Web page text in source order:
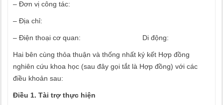
– Đơn vị công tác:
– Địa chỉ:
– Điện thoại cơ quan: Di động:
Hai bên cùng thỏa thuận và thống nhất ký kết Hợp đồng
nghiên cứu khoa học (sau đây gọi tắt là Hợp đồng) với các
điều khoản sau:
Điều 1. Tài trợ thực hiện